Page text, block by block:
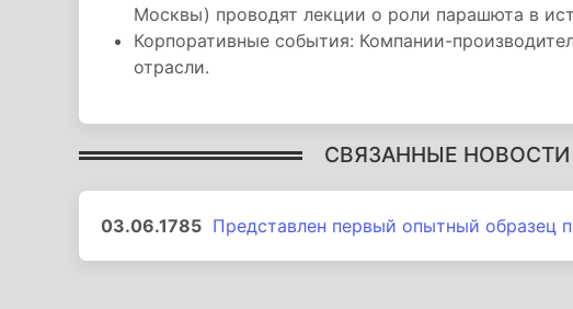
Москвы) проводят лекции о роли парашюта в
Корпоративные события: Компании-
отрасли.
СВЯЗАННЫЕ
03.06.1785 Представлен первый опытный образец